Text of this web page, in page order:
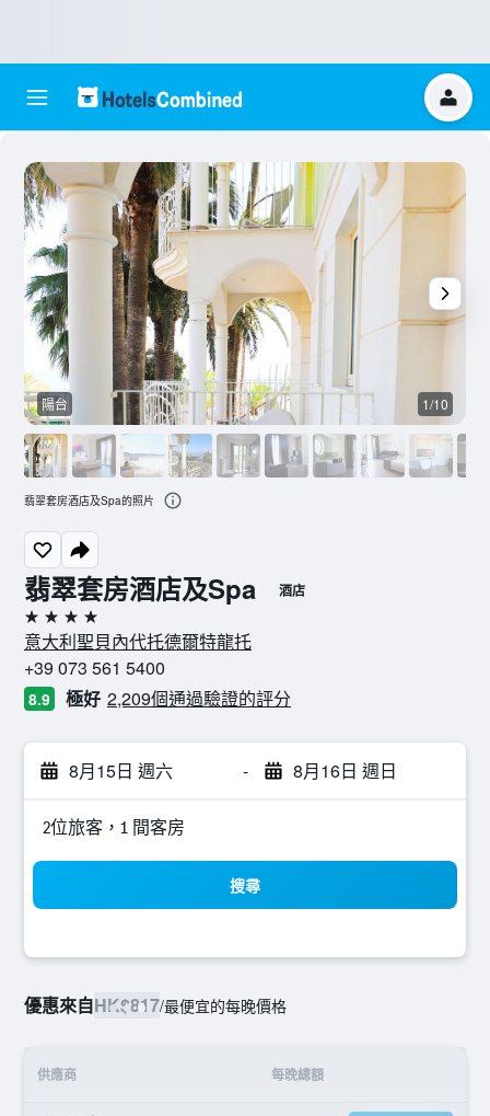
翡翠套房酒店及Spa 酒店
4星級
意大利聖貝內代托德爾特龍托
+39 073 561 5400
8.9 極好 2,209個通過驗證的評分
8月15日 週六 - 8月16日 週日
2位旅客，1 間客房
搜尋
優惠來自HK$817/最便宜的每晚價格
供應商 每晚總額
陽台 1/10
翡翠套房酒店及Spa的照片